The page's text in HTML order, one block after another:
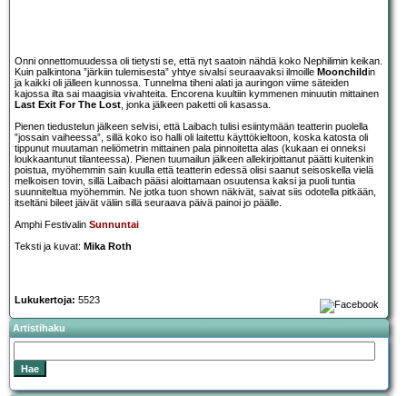
Onni onnettomuudessa oli tietysti se, että nyt saatoin nähdä koko Nephilimin keikan.
Kuin palkintona ”järkiin tulemisesta” yhtye sivalsi seuraavaksi ilmoille Moonchildin
ja kaikki oli jälleen kunnossa. Tunnelma tiheni alati ja auringon viime säteiden
kajossa ilta sai maagisia vivahteita. Encorena kuultiin kymmenen minuutin mittainen
Last Exit For The Lost, jonka jälkeen paketti oli kasassa.
Pienen tiedustelun jälkeen selvisi, että Laibach tulisi esiintymään teatterin puolella
”jossain vaiheessa”, sillä koko iso halli oli laitettu käyttökieltoon, koska katosta oli
tippunut muutaman neliömetrin mittainen pala pinnoitetta alas (kukaan ei onneksi
loukkaantunut tilanteessa). Pienen tuumailun jälkeen allekirjoittanut päätti kuitenkin
poistua, myöhemmin sain kuulla että teatterin edessä olisi saanut seisoskella vielä
melkoisen tovin, sillä Laibach pääsi aloittamaan osuutensa kaksi ja puoli tuntia
suunniteltua myöhemmin. Ne jotka tuon shown näkivät, saivat siis odotella pitkään,
itseltäni bileet jäivät väliin sillä seuraava päivä painoi jo päälle.
Amphi Festivalin Sunnuntai
Teksti ja kuvat: Mika Roth
Lukukertoja: 5523
Artistihaku